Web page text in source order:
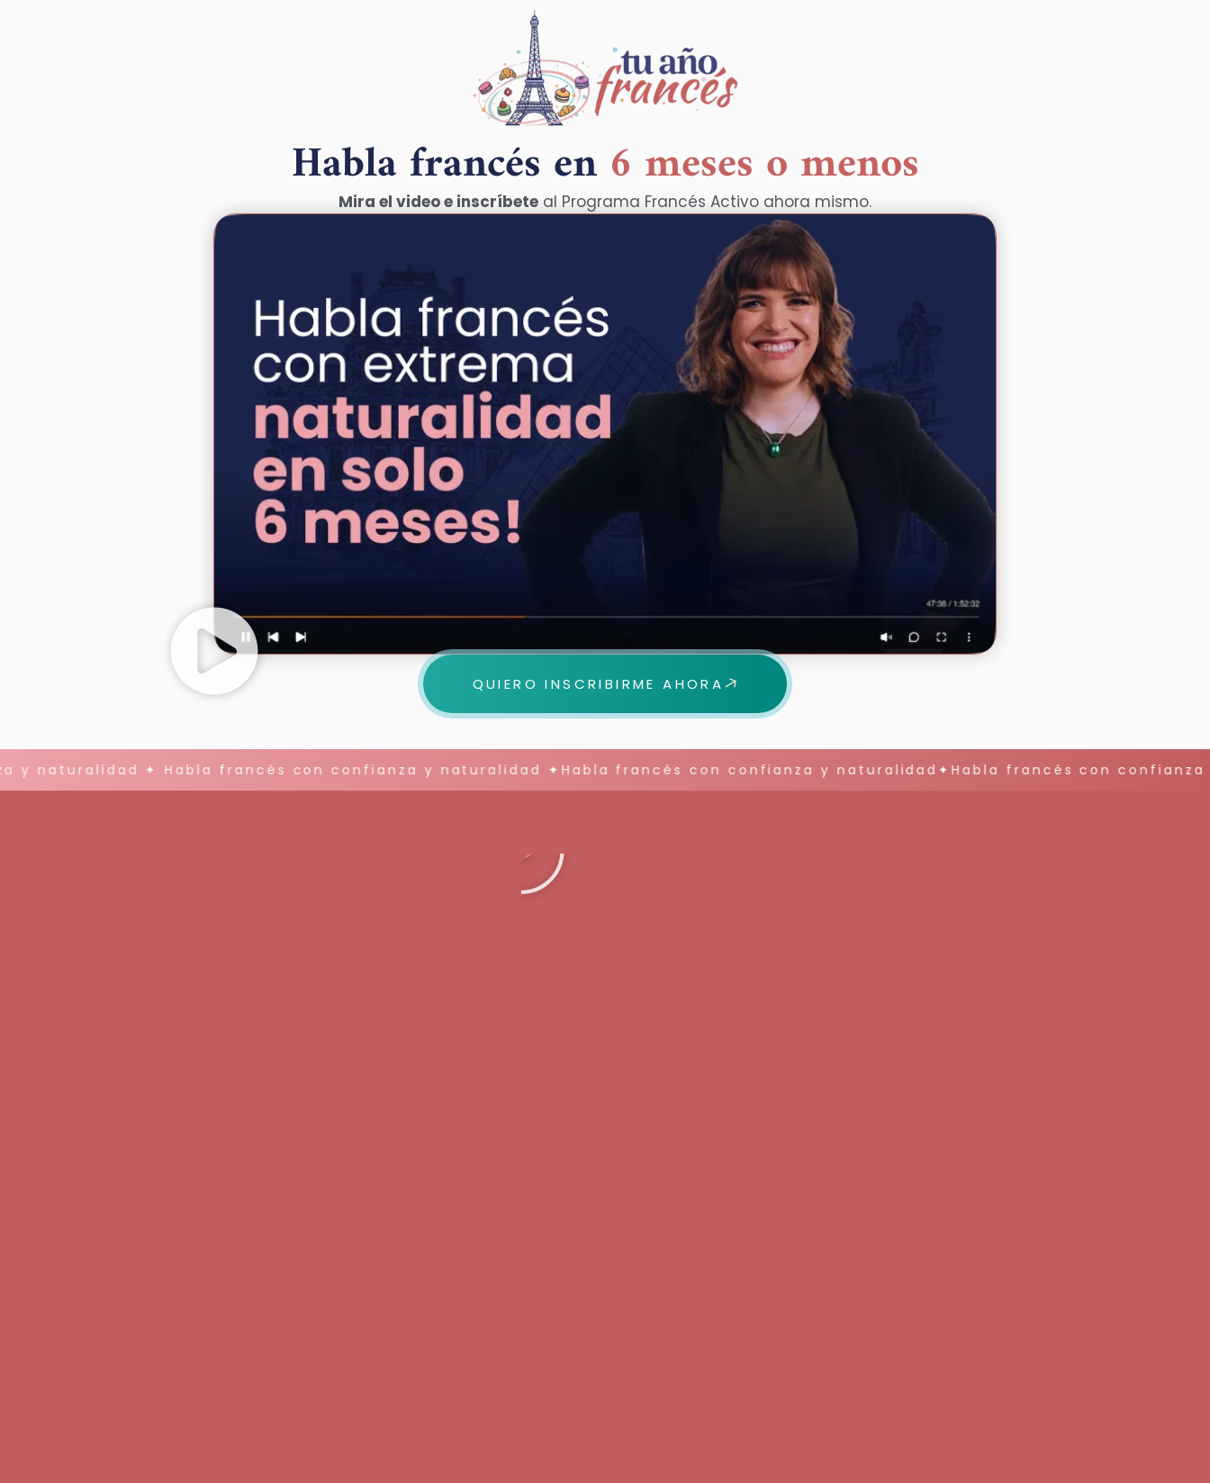
Habla francés en6 meses o menos
Mira el video e inscríbete al Programa Francés Activo ahora mismo.
QUIERO INSCRIBIRME AHORA
naturalidad ✦ Habla francés con confianza y naturalidad ✦Habla francés con confianza y naturalidad✦Habla francés con